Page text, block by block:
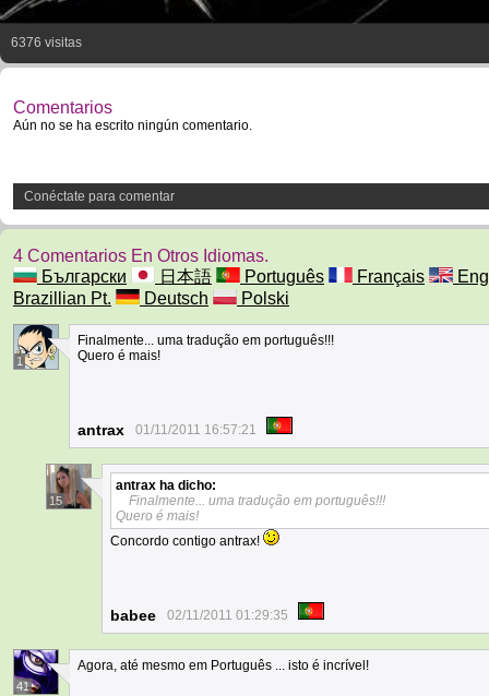
6376 visitas
Comentarios
Aún no se ha escrito ningún comentario.
Conéctate para comentar
4 Comentarios En Otros Idiomas.
Български
日本語 Português Français
Brazillian Pt.
Deutsch Polski
1
Finalmente... uma tradução em português!!!
Quero é mais!
antrax 01/11/2011 16:57:21
15
antrax ha dicho:
Finalmente... uma tradução em português!!!
Quero é mais!
Concordo contigo antrax!
babee 02/11/2011 01:29:35
41
Agora, até mesmo em Português ... isto é incrível!